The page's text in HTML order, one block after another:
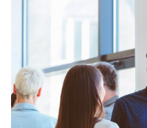
Link kopieren